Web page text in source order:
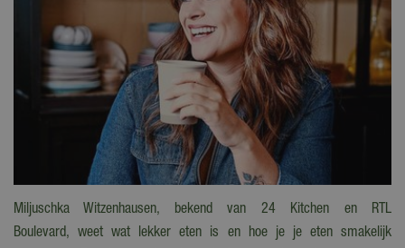
Miljuschka Witzenhausen, bekend van 24 Kitchen en RTL
Boulevard, weet wat lekker eten is en hoe je je eten smakelijk